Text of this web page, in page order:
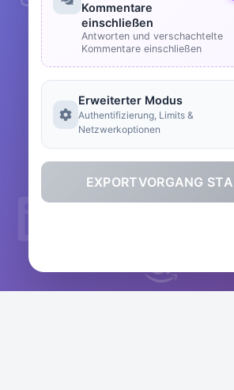
Kommentare
einschließen
Antworten und verschachtelte
Kommentare einschließen
Erweiterter Modus
Authentifizierung, Limits &
Netzwerkoptionen
EXPORTVORGANG